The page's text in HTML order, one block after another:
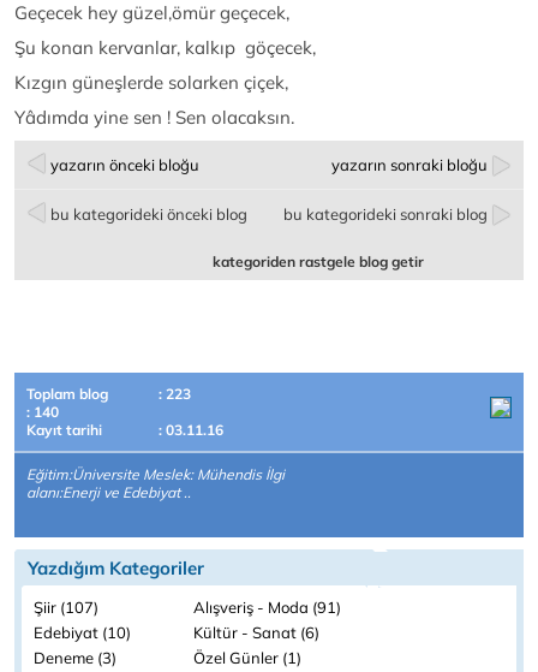
Geçecek hey güzel,ömür geçecek,
Şu konan kervanlar, kalkıp göçecek,
Kızgın güneşlerde solarken çiçek,
Yâdımda yine sen ! Sen olacaksın.
yazarın önceki bloğu yazarın sonraki bloğu
bu kategorideki önceki blog bu kategorideki sonraki blog
kategoriden rastgele blog getir
Toplam blog
: 223
: 140
Kayıt tarihi
: 03.11.16
Eğitim:Üniversite Meslek: Mühendis İlgi
alanı:Enerji ve Edebiyat ..
Yazdığım Kategoriler
Şiir (107)
Alışveriş - Moda (91)
Edebiyat (10)
Kültür - Sanat (6)
Deneme (3)
Özel Günler (1)